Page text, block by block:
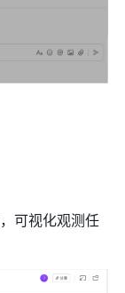
可视化观测任